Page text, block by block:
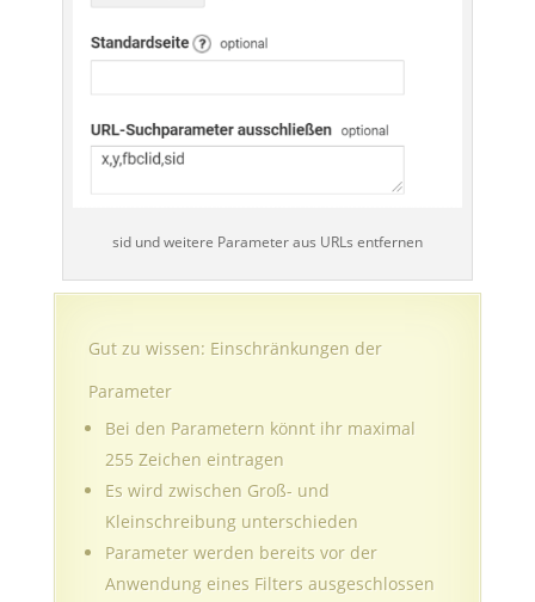
sid und weitere Parameter aus URLs entfernen
Gut zu wissen: Einschränkungen der
Parameter
Bei den Parametern könnt ihr maximal
255 Zeichen eintragen
Es wird zwischen Groß- und
Kleinschreibung unterschieden
Parameter werden bereits vor der
Anwendung eines Filters ausgeschlossen